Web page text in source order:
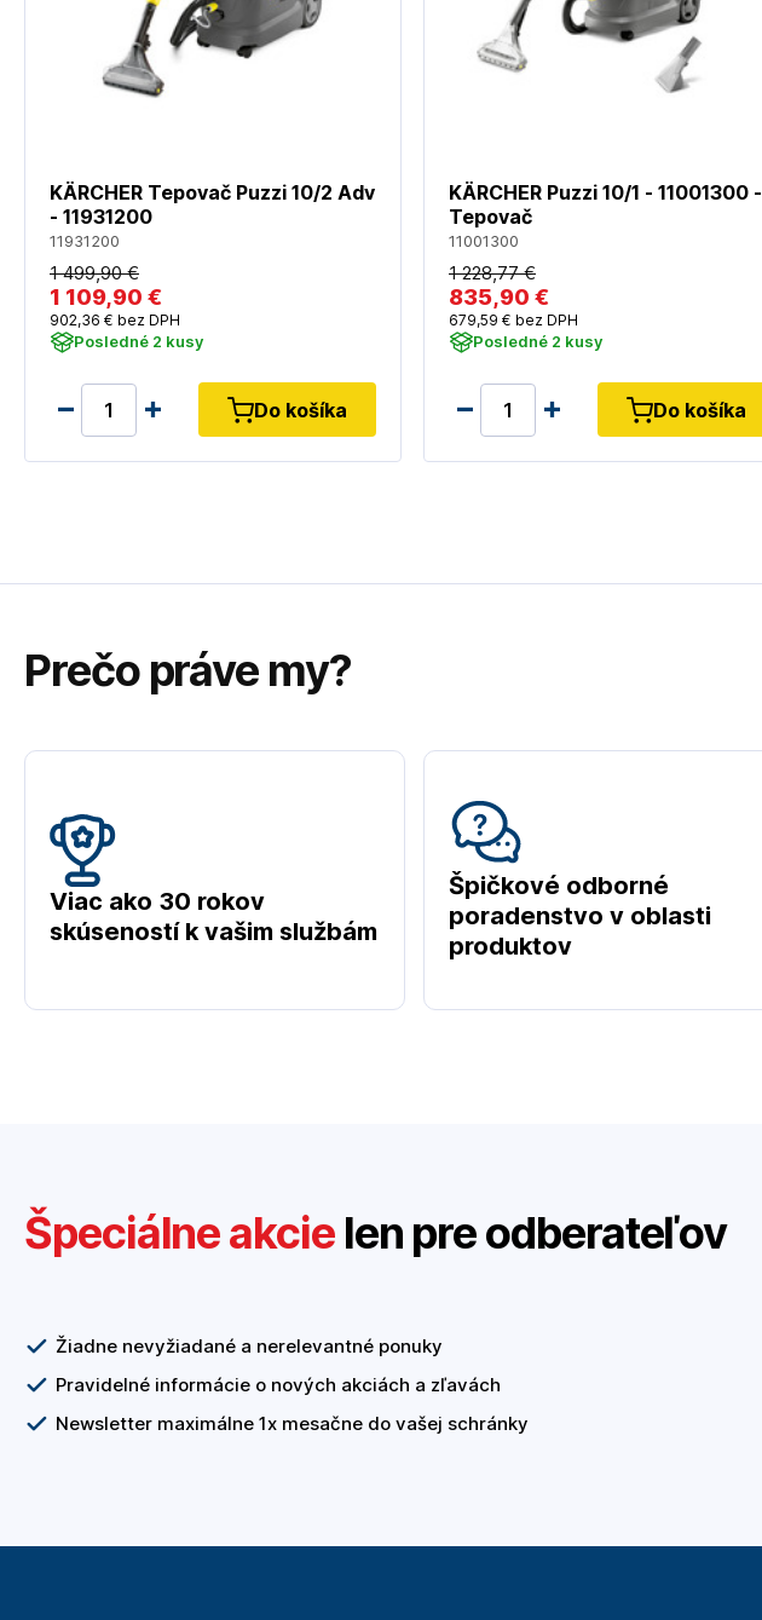
KÄRCHER Tepovač Puzzi 10/2 Adv
- 11931200
11931200
1 499,90 €
1 109,90 €
902,36 € bez DPH
Posledné 2 kusy
Do košíka
KÄRCHER Puzzi 10/1 - 11001300 -
Tepovač
11001300
1 228,77 €
835,90 €
679,59 € bez DPH
Posledné 2 kusy
Do košíka
Prečo práve my?
Viac ako 30 rokov
skúseností k vašim službám
Špičkové odborné
poradenstvo v oblasti
produktov
Špeciálne akcielen pre odberateľov
Žiadne nevyžiadané a nerelevantné ponuky
Pravidelné informácie o nových akciách a zľavách
Newsletter maximálne 1x mesačne do vašej schránky